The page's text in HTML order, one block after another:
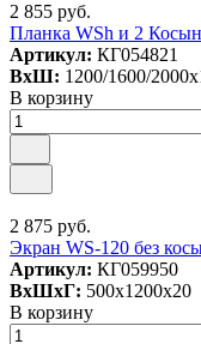
2 855 руб.
Планка WSh и 2
Артикул: КГ054821
ВxШ: 1200/1600/
В корзину
2 875 руб.
Экран WS-120 без
Артикул: КГ059950
ВxШxГ: 500x1200x20
В корзину